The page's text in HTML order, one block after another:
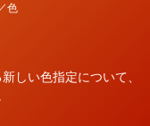
色
しい色指定について、